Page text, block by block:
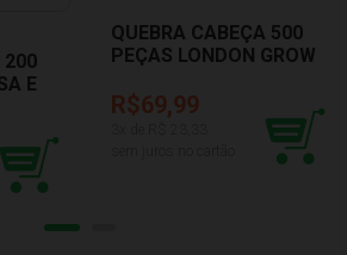
200
E
QUEBRA CABEÇA 500
PEÇAS LONDON GROW
R$69,99